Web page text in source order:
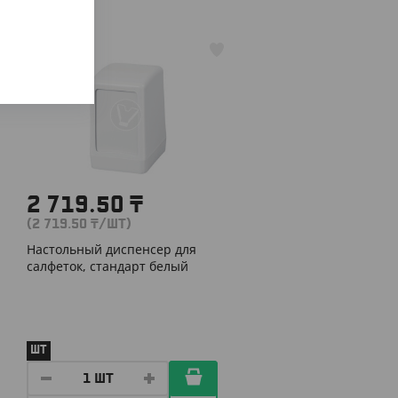
2 719.50 ₸
(2 719.50 ₸/ШТ)
Настольный диспенсер для
салфеток, стандарт белый
ШТ